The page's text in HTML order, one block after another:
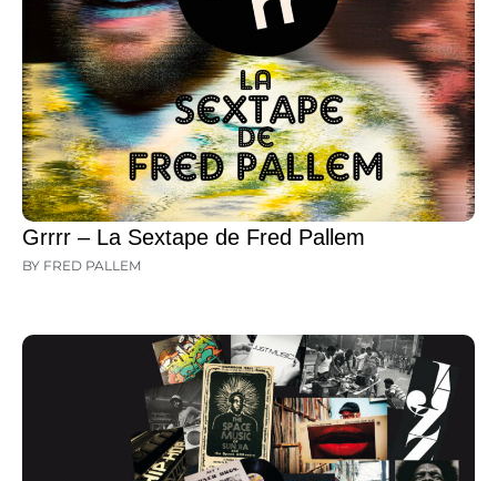
Grrrr – La Sextape de Fred Pallem
BY FRED PALLEM